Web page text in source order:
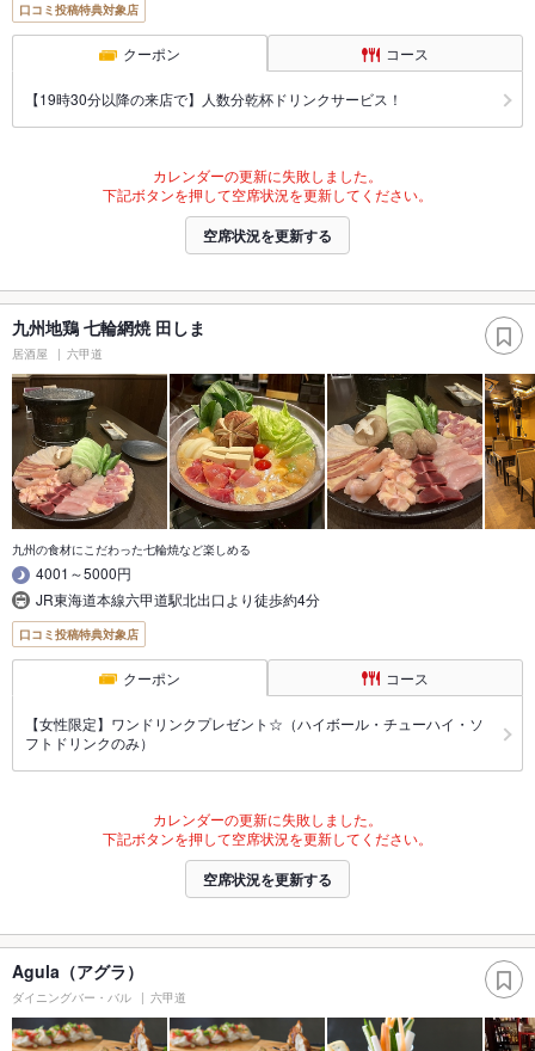
口コミ投稿特典対象店
クーポン コース
【19時30分以降の来店で】人数分乾杯ドリンクサービス！
カレンダーの更新に失敗しました。
下記ボタンを押して空席状況を更新してください。
空席状況を更新する
九州地鶏 七輪網焼 田しま
居酒屋 六甲道
九州の食材にこだわった七輪焼など楽しめる
4001～5000円
JR東海道本線六甲道駅北出口より徒歩約4分
口コミ投稿特典対象店
クーポン コース
【女性限定】ワンドリンクプレゼント☆（ハイボール・チューハイ・ソ
フトドリンクのみ）
カレンダーの更新に失敗しました。
下記ボタンを押して空席状況を更新してください。
空席状況を更新する
Agula（アグラ）
ダイニングバー・バル 六甲道